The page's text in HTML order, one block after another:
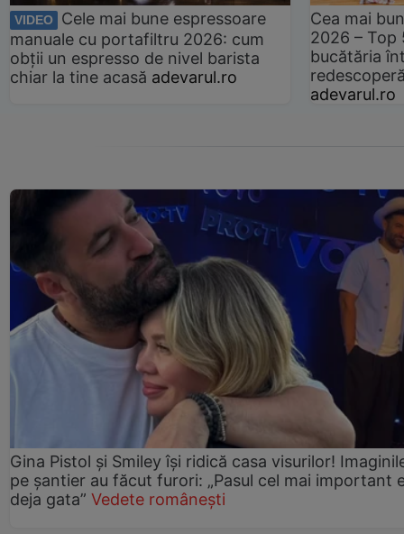
VIDEO
Cele mai bune espressoare
manuale cu portafiltru 2026: cum
obții un espresso de nivel barista
chiar la tine acasă adevarul.ro
Cea mai
2026 –
bucătăria
adevarul.ro
Gina Pistol și Smiley își ridică casa visurilor!
pe șantier au făcut furori: „Pasul cel mai important
deja gata” Vedete românești